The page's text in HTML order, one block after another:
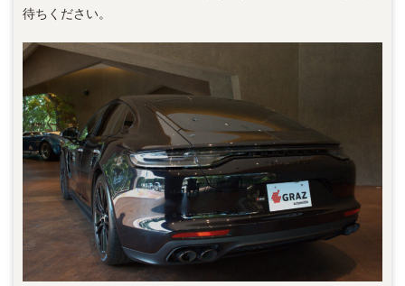
待ちください。